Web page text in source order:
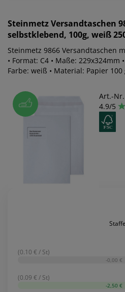
SteinmetzVersandtaschen
selbstklebend, 100g, weiß
Steinmetz 9866 Versandtaschen
• Format: C4 • Maße: 229x324mm
Farbe: weiß • Material: Papier 100
Art.-
4.9/5
(0.10 € / St)
-0,00 €
(0.09 € / St)
-2,50 €